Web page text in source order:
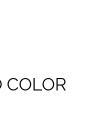
COLOR